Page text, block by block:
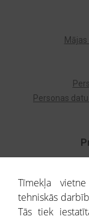
Personas
Tīmekļa
tehniskās
Tās tiek